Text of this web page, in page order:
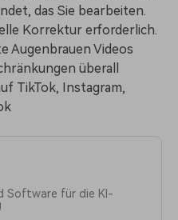
das Sie bearbeiten.
Korrektur erforderlich.
Augenbrauen Videos
überall
TikTok, Instagram,
Software für die KI-